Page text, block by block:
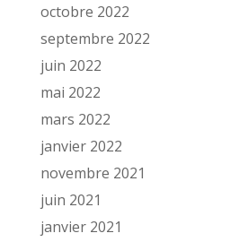
octobre 2022
septembre 2022
juin 2022
mai 2022
mars 2022
janvier 2022
novembre 2021
juin 2021
janvier 2021